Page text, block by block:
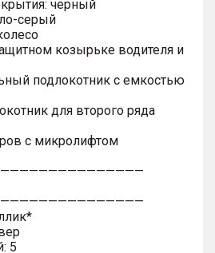
черный
серый
козырьке водителя и
подлокотник с емкостью
для второго ряда
с микролифтом
5